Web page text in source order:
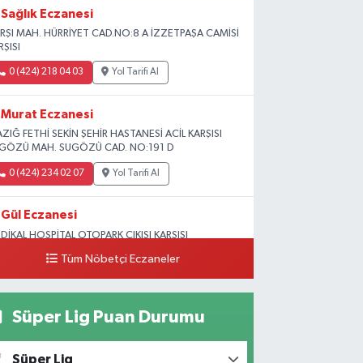
Sağlık Eczanesi
MAH. HÜRRİYET CAD.NO:8 A İZZETPAŞA CAMİSİ
0 (424) 218 04 03 Yol Tarifi Al
Murat Eczanesi
FETHİ SEKİN ŞEHİR HASTANESİ ACİL KARŞISI
MAH. SUGÖZÜ CAD. NO:191 D
0 (424) 234 02 07 Yol Tarifi Al
Gül Eczanesi
HOSPİTAL OTOPARK ÇIKIŞI KARŞISI
HASTANESİ ARKASI OTOPARK ÇIKIŞI KARŞISI)
ÜNÜVERSİTESİ HASTANESİNİN KARŞISI TRAFİK
Tüm Nöbetçi Eczaneler
Süper Lig Puan Durumu
Süper Lig